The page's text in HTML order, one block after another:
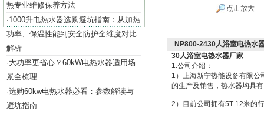
热专业维修保养方法
·1000升电热水器选购避坑指南：从加热
功率、保温性能到安全防护全维度对比
解析
·大功率更省心？60kW电热水器适用场
景全梳理
·选购60kw电热水器必看：参数解读与
避坑指南
点击放大
NP800-2430人浴室电热水
30人浴室电热水器厂家
1.公司介绍：
1）上海新宁热能设备有限
的生产及销售，热水器均具
2）目前公司拥有5T-12米的